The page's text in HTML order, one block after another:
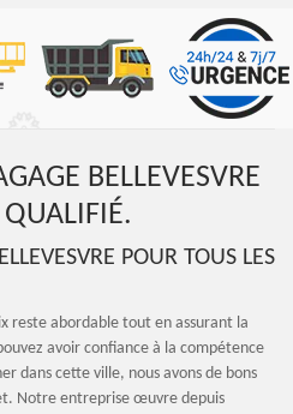
BELLEVESVRE
POUR TOUS LES
reste abordable tout en assurant la
avoir confiance à la compétence
dans cette ville, nous avons de bons
Notre entreprise œuvre depuis